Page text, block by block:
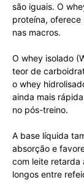
são iguais. O
proteína,
nas macros.
O whey isolado
teor de
o whey
ainda mais
no pós-treino.
A base líquida
absorção e
com leite retarda
longos entre